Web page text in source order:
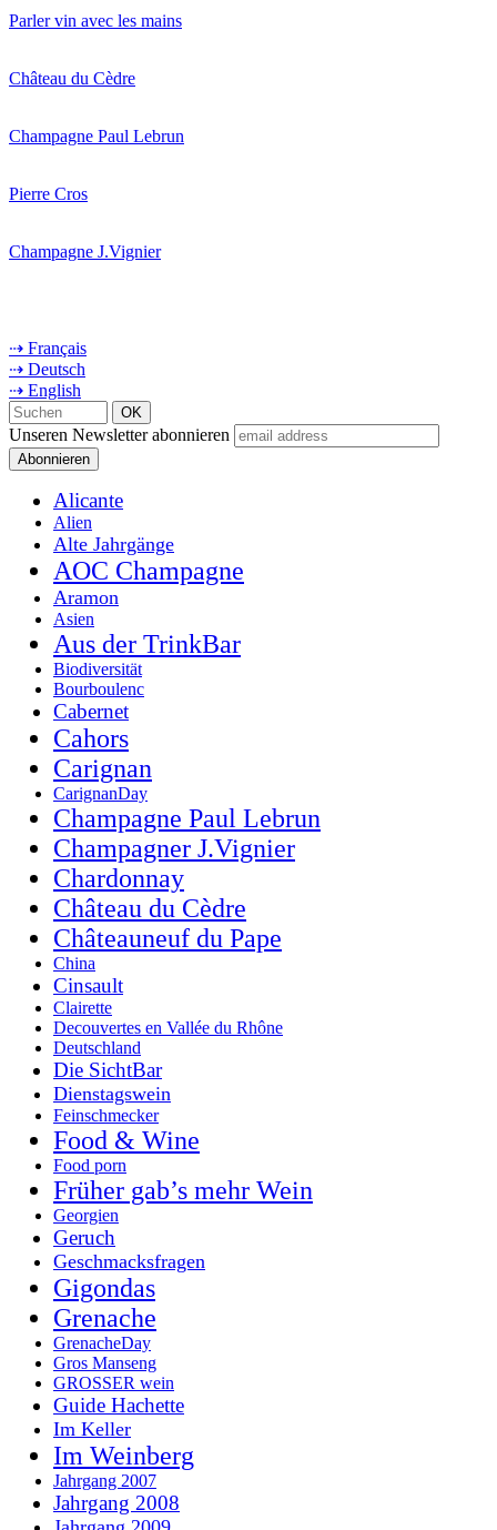
Parler vin avec les mains
Château du Cèdre
Champagne Paul Lebrun
Pierre Cros
Champagne J.Vignier
⇢ Français
⇢ Deutsch
⇢ English
Unseren Newsletter abonnieren
Alicante
Alien
Alte Jahrgänge
AOC Champagne
Aramon
Asien
Aus der TrinkBar
Biodiversität
Bourboulenc
Cabernet
Cahors
Carignan
CarignanDay
Champagne Paul Lebrun
Champagner J.Vignier
Chardonnay
Château du Cèdre
Châteauneuf du Pape
China
Cinsault
Clairette
Decouvertes en Vallée du Rhône
Deutschland
Die SichtBar
Dienstagswein
Feinschmecker
Food & Wine
Food porn
Früher gab’s mehr Wein
Georgien
Geruch
Geschmacksfragen
Gigondas
Grenache
GrenacheDay
Gros Manseng
GROSSER wein
Guide Hachette
Im Keller
Im Weinberg
Jahrgang 2007
Jahrgang 2008